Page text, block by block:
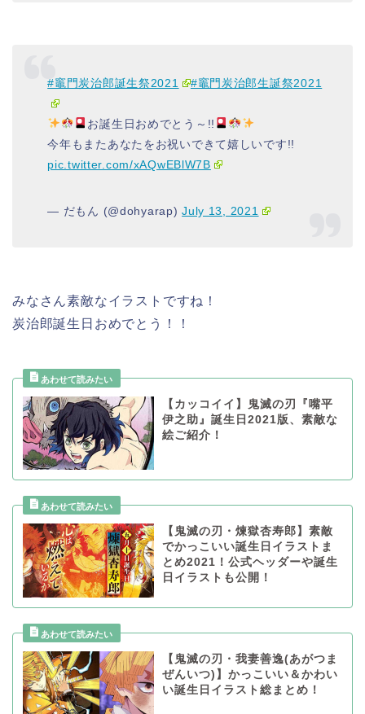
#竈門炭治郎誕生祭2021 #竈門炭治郎生誕祭2021
お誕生日おめでとう～!!
今年もまたあなたをお祝いできて嬉しいです!!
pic.twitter.com/xAQwEBlW7B
— だもん (@dohyarap)July 13, 2021
みなさん素敵なイラストですね！
炭治郎誕生日おめでとう！！
【カッコイイ】鬼滅の刃『嘴平
伊之助』誕生日2021版、素敵な
絵ご紹介！
【鬼滅の刃・煉獄杏寿郎】素敵
でかっこいい誕生日イラストま
とめ2021！公式ヘッダーや誕生
日イラストも公開！
【鬼滅の刃・我妻善逸(あがつま
ぜんいつ)】かっこいい＆かわい
い誕生日イラスト総まとめ！